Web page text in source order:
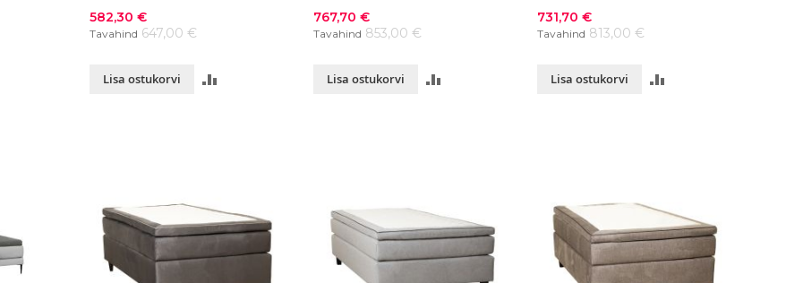
Soodushind
582,30 €
Tavahind 647,00 €
Lisa ostukorvi
Soodushind
767,70 €
Tavahind 853,00 €
Lisa ostukorvi
Soodushind
731,70 €
Tavahind 813,00 €
Lisa ostukorvi